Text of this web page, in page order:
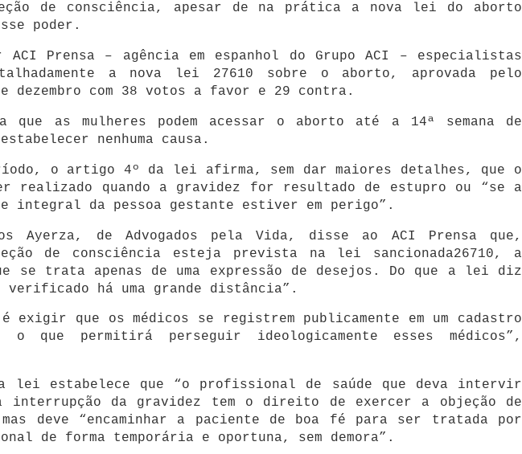
de consciência, apesar de na prática a nova lei do aborto
poder.
ACI Prensa – agência em espanhol do Grupo ACI – especialistas
a nova lei 27610 sobre o aborto, aprovada pelo
dezembro com 38 votos a favor e 29 contra.
que as mulheres podem acessar o aborto até a 14ª semana de
nenhuma causa.
o artigo 4º da lei afirma, sem dar maiores detalhes, que o
realizado quando a gravidez for resultado de estupro ou “se a
integral da pessoa gestante estiver em perigo”.
Ayerza, de Advogados pela Vida, disse ao ACI Prensa que,
de consciência esteja prevista na lei sancionada26710, a
se trata apenas de uma expressão de desejos. Do que a lei diz
verificado há uma grande distância”.
é exigir que os médicos se registrem publicamente em um cadastro
o que permitirá perseguir ideologicamente esses médicos”,
lei estabelece que “o profissional de saúde que deva intervir
interrupção da gravidez tem o direito de exercer a objeção de
deve “encaminhar a paciente de boa fé para ser tratada por
de forma temporária e oportuna, sem demora”.